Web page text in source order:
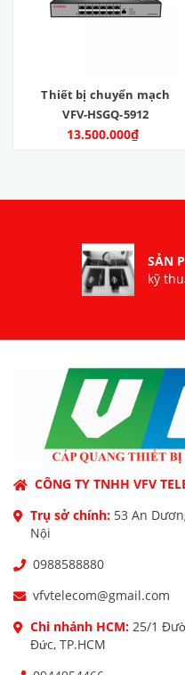
Thiết bị chuyển mạch
VFV-HSGQ-5912
13.500.000₫
SẢN
kỹ
CÔNG TY TNHH VFV
Trụ sở chính: 53 An
Nội
0988588880
vfvtelecom@gmail.com
Chi nhánh HCM: 25/1
Đức, TP.HCM